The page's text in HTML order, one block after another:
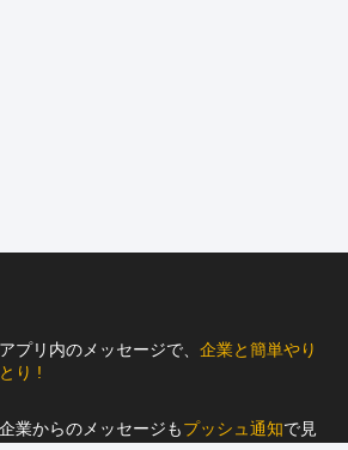
アプリ内のメッセージで、 企業と簡単やり
とり !
企業からのメッセージもプッシュ通知で見